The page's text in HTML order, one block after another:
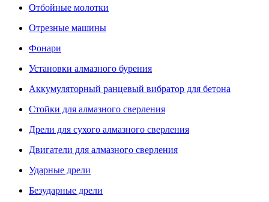
Отбойные молотки
Отрезные машины
Фонари
Установки алмазного бурения
Аккумуляторный ранцевый вибратор для бетона
Стойки для алмазного сверления
Дрели для сухого алмазного сверления
Двигатели для алмазного сверления
Ударные дрели
Безударные дрели